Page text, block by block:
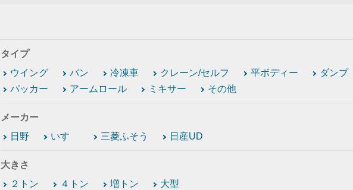
タイプ
ウイング
バン 冷凍車 クレーン/セルフ 平ボディー ダンプ
パッカー
アームロール ミキサー その他
メーカー
日野
いすゞ 三菱ふそう 日産UD
大きさ
２トン
４トン 増トン 大型